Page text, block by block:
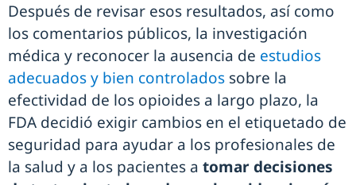
Después de revisar esos resultados, así como
los comentarios públicos, la investigación
médica y reconocer la ausencia de estudios
adecuados y bien controlados sobre la
efectividad de los opioides a largo plazo, la
FDA decidió exigir cambios en el etiquetado de
seguridad para ayudar a los profesionales de
la salud y a los pacientes a tomar decisiones